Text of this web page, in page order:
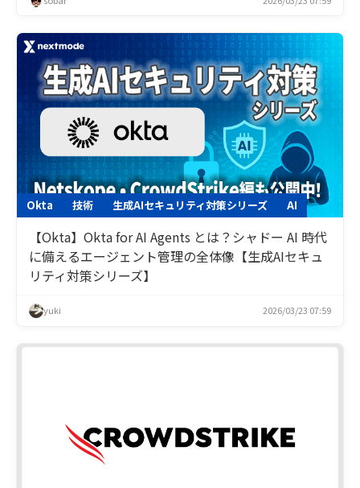
Okta 技術 生成AIセキュリティ対策シリーズ AI
【Okta】Okta for AI Agents とは？シャドー AI 時代
に備えるエージェント管理の全体像【生成AIセキュ
リティ対策シリーズ】
yuki 2026/03/23 07:59